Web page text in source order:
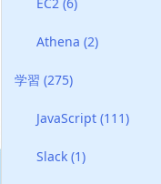
Athena(2)
学習 (275)
JavaScript(111)
Slack(1)